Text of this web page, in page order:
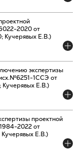
2020 от
Кучерявых Е.В.)
экспертизы
1ССЭ от
Кучерявых Е.В.)
проектной
2022 от
Е.В.)